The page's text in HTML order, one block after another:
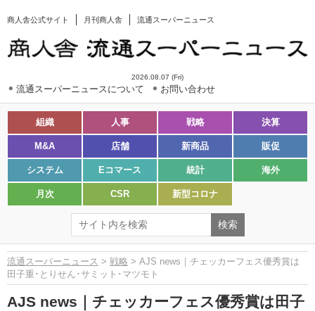
商人舎公式サイト 月刊商人舎 流通スーパーニュース
2026.08.07 (Fri)
流通スーパーニュースについて お問い合わせ
組織 人事 戦略 決算
M&A 店舗 新商品 販促
システム Eコマース 統計 海外
月次 CSR 新型コロナ
流通スーパーニュース > 戦略 > AJS news｜チェッカーフェス優秀賞は
田子重･とりせん･サミット･マツモト
AJS news｜チェッカーフェス優秀賞は田子